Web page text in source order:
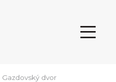
Gazdovský dvor